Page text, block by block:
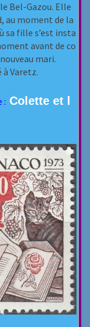
Bel-Gazou. Elle
au moment de la
sa fille s’est insta
avant de co
mari.
Varetz.
: Colette et l